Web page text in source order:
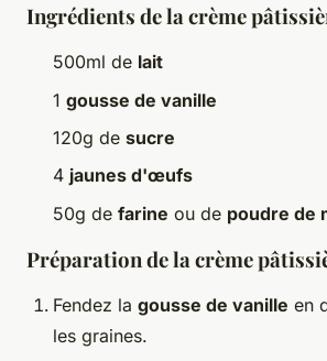
Ingrédients de la crème
500ml de lait
1 gousse de vanille
120g de sucre
4 jaunes d'œufs
50g de farine ou de poudre de
Préparation de la crème
Fendez la gousse de vanille en
les graines.